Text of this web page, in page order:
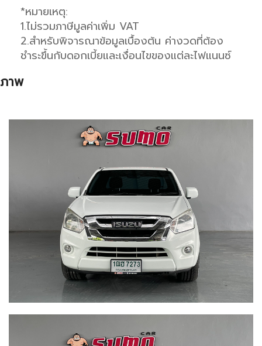
*หมายเหตุ:
1.ไม่รวมภาษีมูลค่าเพิ่ม VAT
2.สำหรับพิจารณาข้อมูลเบื้องต้น ค่างวดที่ต้อง
ชำระขึ้นกับดอกเบี้ยและเงื่อนไขของแต่ละไฟแนนซ์
ภาพ